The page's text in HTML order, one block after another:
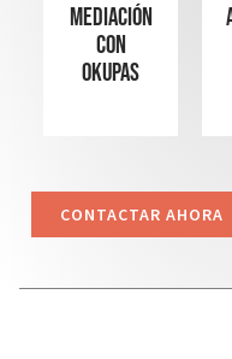
Mediación
con
okupas
CONTACTAR AHORA